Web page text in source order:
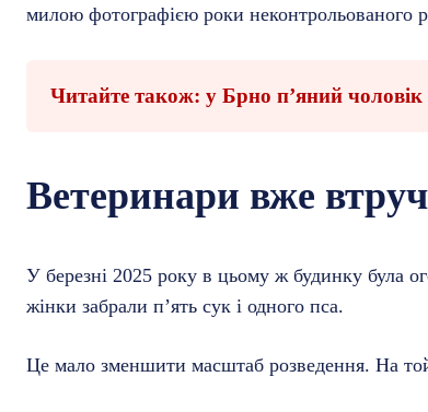
милою фотографією роки неконтрольованого
Читайте також: у Брно п’яний чоловік
Ветеринари вже
У березні 2025 року в цьому ж будинку була
жінки забрали п’ять сук і одного пса.
Це мало зменшити масштаб розведення. На